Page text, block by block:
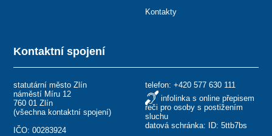
Kontaktní spojení
statutární město Zlín
náměstí Míru 12
760 01 Zlín
(všechna kontaktní spojení)
IČO: 00283924
telefon: +420 577 630 111
infolinka s online přepisem
řeči pro osoby s postižením
sluchu
datová schránka: ID: 5ttb7bs
Kontakty